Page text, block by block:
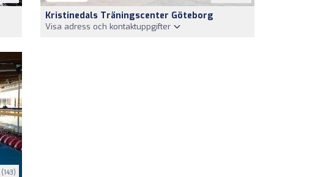
Kristinedals Träningscenter Göteborg
Visa adress och kontaktuppgifter
(143)